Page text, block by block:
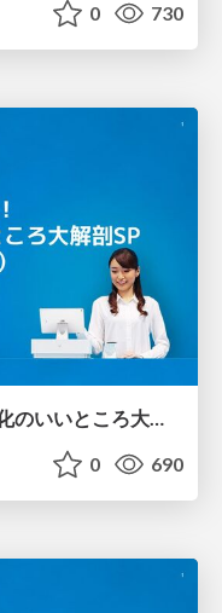
0 730
0 690